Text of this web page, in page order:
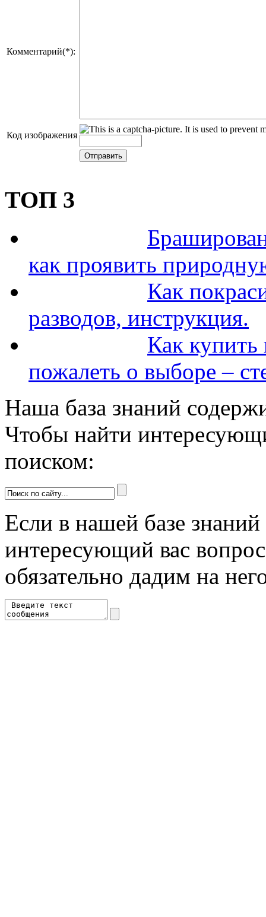
Комментарий(*):
Код изображения
ТОП 3
как проявить
Как
разводов, инструкция.
Как купить
пожалеть о выборе –
Наша база знаний
Чтобы найти
поиском:
Если в нашей базе знаний
интересующий вас
обязательно дадим на